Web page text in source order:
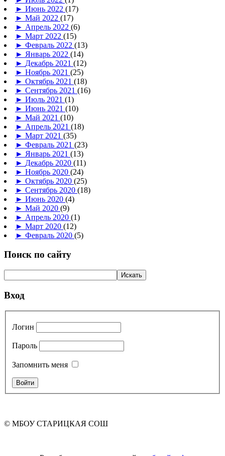
► Июнь 2022 (17)
► Май 2022 (17)
► Апрель 2022 (6)
► Март 2022 (15)
► Февраль 2022 (13)
► Январь 2022 (14)
► Декабрь 2021 (12)
► Ноябрь 2021 (25)
► Октябрь 2021 (18)
► Сентябрь 2021 (16)
► Июль 2021 (1)
► Июнь 2021 (10)
► Май 2021 (10)
► Апрель 2021 (18)
► Март 2021 (35)
► Февраль 2021 (23)
► Январь 2021 (13)
► Декабрь 2020 (11)
► Ноябрь 2020 (24)
► Октябрь 2020 (25)
► Сентябрь 2020 (18)
► Июнь 2020 (4)
► Май 2020 (9)
► Апрель 2020 (1)
► Март 2020 (12)
► Февраль 2020 (5)
Поиск по сайту
Вход
Логин
Пароль
Запомнить меня
© МБОУ СТАРИЦКАЯ СОШ